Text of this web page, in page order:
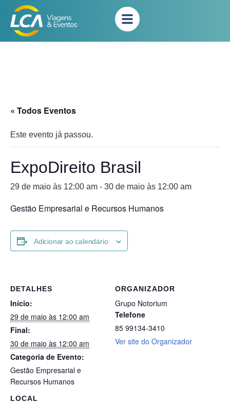
« Todos Eventos
Este evento já passou.
ExpoDireito Brasil
29 de maio às 12:00 am - 30 de maio às 12:00 am
Gestão Empresarial e Recursos Humanos
Adicionar ao calendário
DETALHES
Início:
29 de maio às 12:00 am
Final:
30 de maio às 12:00 am
Categoria de Evento:
Gestão Empresarial e
Recursos Humanos
LOCAL
ORGANIZADOR
Grupo Notorium
Telefone
85 99134-3410
Ver site do Organizador